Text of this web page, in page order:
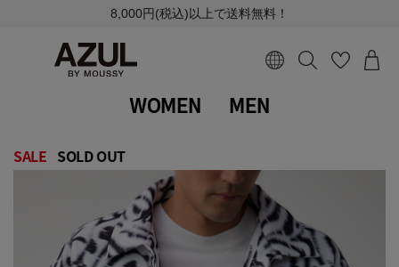
8,000円(税込)以上で送料無料！
WOMEN MEN
SALE SOLD OUT